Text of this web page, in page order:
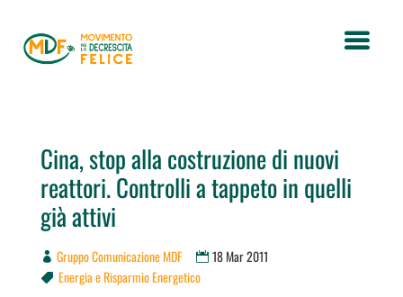
Cina, stop alla costruzione di nuovi
reattori. Controlli a tappeto in quelli
già attivi
Gruppo Comunicazione MDF 18 Mar 2011
 Energia e Risparmio Energetico